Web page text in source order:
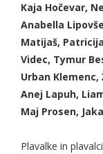
Kaja Hočevar,
Anabella
Matijaš,
Videc, Tymur
Urban
Anej Lapuh,
Maj Prosen,
Plavalke in plavalci